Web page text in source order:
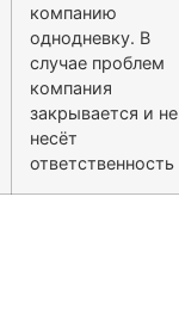
компанию
однодневку. В
случае проблем
компания
закрывается и не
несёт
ответственность